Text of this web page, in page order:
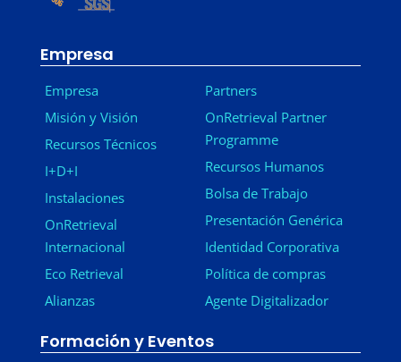
Empresa
Empresa
Misión y Visión
Recursos Técnicos
I+D+I
Instalaciones
OnRetrieval
Internacional
Eco Retrieval
Alianzas
Partners
OnRetrieval Partner
Programme
Recursos Humanos
Bolsa de Trabajo
Presentación Genérica
Identidad Corporativa
Política de compras
Agente Digitalizador
Formación y Eventos